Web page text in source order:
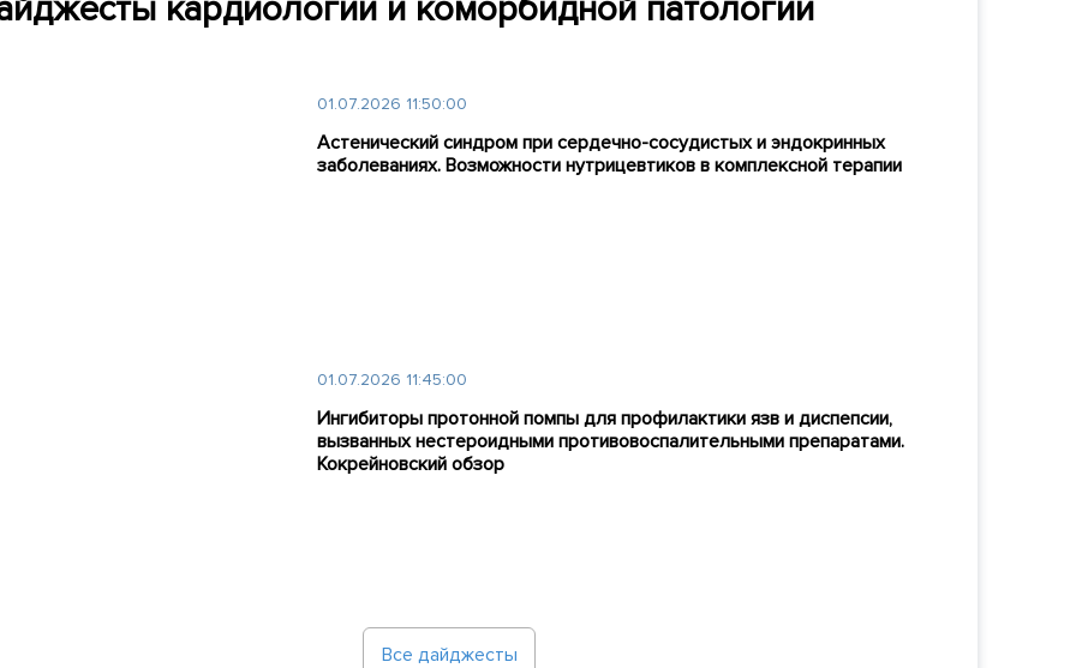
кардиологии и коморбидной патологии
01.07.2026 11:50:00
Астенический синдром при сердечно-сосудистых и эндокринных
заболеваниях. Возможности нутрицевтиков в комплексной терапии
01.07.2026 11:45:00
Ингибиторы протонной помпы для профилактики язв и диспепсии,
вызванных нестероидными противовоспалительными препаратами.
Кокрейновский обзор
Все дайджесты